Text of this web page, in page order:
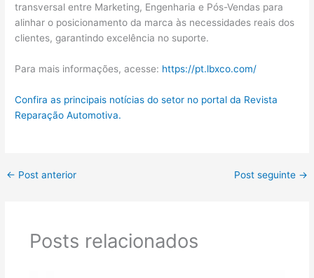
transversal entre Marketing, Engenharia e Pós-Vendas para
alinhar o posicionamento da marca às necessidades reais dos
clientes, garantindo excelência no suporte.
Para mais informações, acesse: https://pt.lbxco.com/
Confira as principais notícias do setor no portal da Revista
Reparação Automotiva.
← Post anterior Post seguinte →
Posts relacionados